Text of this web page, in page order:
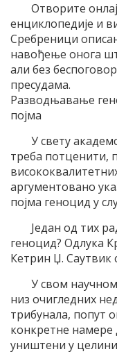
Отворите
енциклопедије и
Сребреници
навођење онога
али без
пресудама.
Разводњавање
појма
У свету
треба потценити,
аргументовано
појма геноцид у
Један од тих
геноцид? Одлука
Кетрин Џ. Саутвик
У свом
низ очигледних
трибунала, попут
конкретне намере
уништени у